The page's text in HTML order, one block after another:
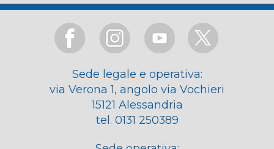
Sede legale e operativa:
via Verona 1, angolo via Vochieri
15121 Alessandria
tel. 0131 250389